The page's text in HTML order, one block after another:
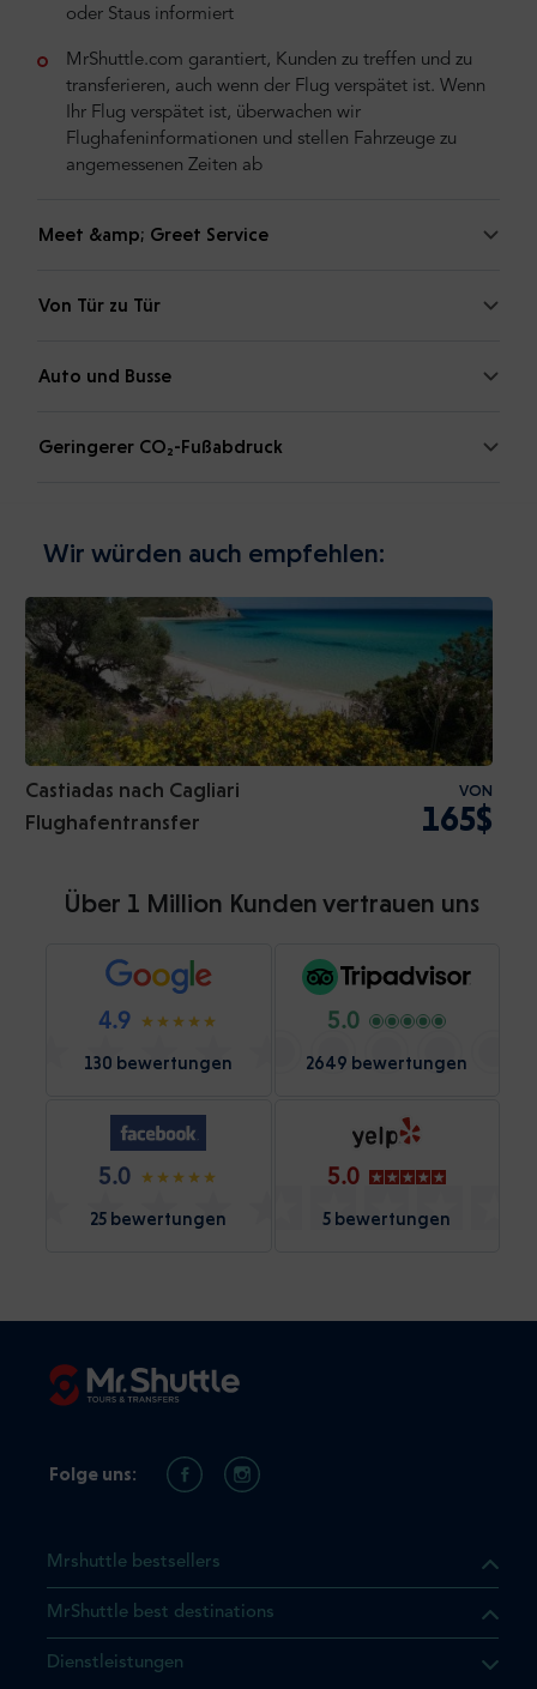
oder Staus informiert
MrShuttle.com garantiert, Kunden zu treffen und zu
transferieren, auch wenn der Flug verspätet ist. Wenn
Ihr Flug verspätet ist, überwachen wir
Flughafeninformationen und stellen Fahrzeuge zu
angemessenen Zeiten ab
Meet &amp; Greet Service
Von Tür zu Tür
Auto und Busse
Geringerer CO₂-Fußabdruck
Wir würden auch empfehlen:
Castiadas nach Cagliari
Flughafentransfer
VON
165$
Über 1 Million Kunden vertrauen uns
4.9
130 bewertungen
5.0
2649 bewertungen
5.0
25 bewertungen
5.0
5 bewertungen
dass sich das Produkt, das
Warenkorb befindet.
Mrshuttle bestsellers
MrShuttle best destinations
Dienstleistungen
Folge uns: